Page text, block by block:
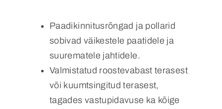
Paadikinnitusrõngad ja pollarid
sobivad väikestele paatidele ja
suurematele jahtidele.
Valmistatud roostevabast terasest
või kuumtsingitud terasest,
tagades vastupidavuse ka kõige